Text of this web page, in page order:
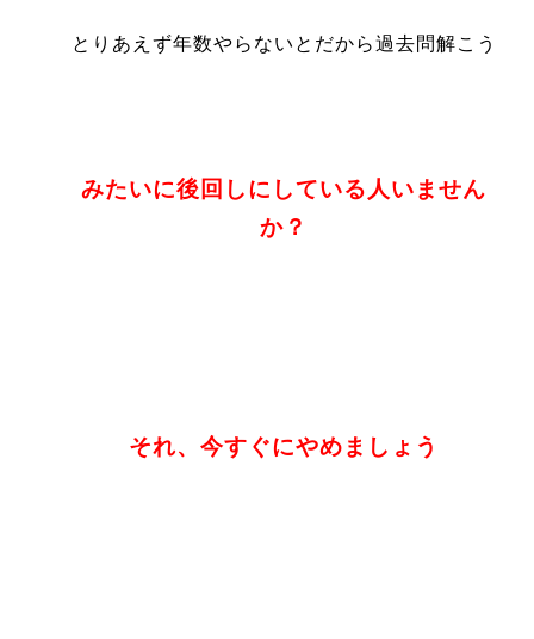
とりあえず年数やらないとだから過去問解こう
みたいに後回しにしている人いません
か？
それ、今すぐにやめましょう